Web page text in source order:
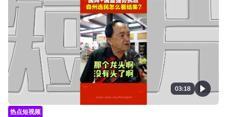
03:18
热点短视频